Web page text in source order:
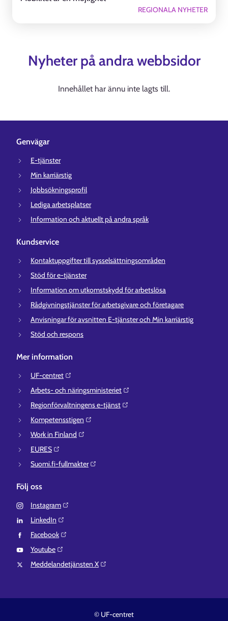
REGIONALA NYHETER
Nyheter på andra webbsidor
Innehållet har ännu inte lagts till.
Genvägar
E-tjänster
Min karriärstig
Jobbsökningsprofil
Lediga arbetsplatser
Information och aktuellt på andra språk
Kundservice
Kontaktuppgifter till sysselsättningsområden
Stöd för e-tjänster
Information om utkomstskydd för arbetslösa
Rådgivningstjänster för arbetsgivare och företagare
Anvisningar för avsnitten E-tjänster och Min karriärstig
Stöd och respons
Mer information
UF-centret⁠
Arbets- och näringsministeriet⁠
Regionförvaltningens e-tjänst⁠
Kompetensstigen⁠
Work in Finland⁠
EURES⁠
Suomi.fi-fullmakter⁠
Följ oss
Instagram⁠
LinkedIn⁠
Facebook⁠
Youtube⁠
Meddelandetjänsten X⁠
© UF-centret